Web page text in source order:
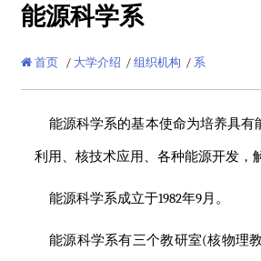
能源科学系
首页 / 大学介绍 / 组织机构 / 系
能源科学系的基本使命为培养具
利用、核技术应用、各种能源开发，
能源科学系成立于1982年9月。
能源科学系有三个教研室(核物理